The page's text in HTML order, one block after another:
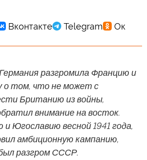
разгромила Францию и
о том, что не может с
Британию из войны,
внимание на восток.
и Югославию весной 1941 года,
амбиционную кампанию,
разгром СССР.